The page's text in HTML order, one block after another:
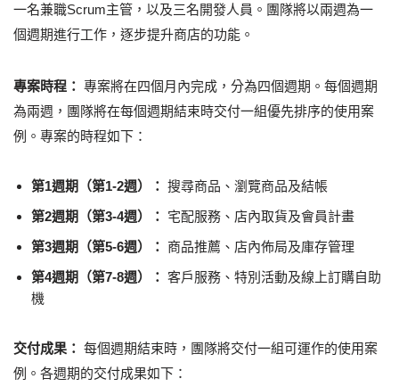
一名兼職Scrum主管，以及三名開發人員。團隊將以兩週為一
個週期進行工作，逐步提升商店的功能。
專案時程： 專案將在四個月內完成，分為四個週期。每個週期
為兩週，團隊將在每個週期結束時交付一組優先排序的使用案
例。專案的時程如下：
第1週期（第1-2週）： 搜尋商品、瀏覽商品及結帳
第2週期（第3-4週）： 宅配服務、店內取貨及會員計畫
第3週期（第5-6週）： 商品推薦、店內佈局及庫存管理
第4週期（第7-8週）： 客戶服務、特別活動及線上訂購自助
機
交付成果： 每個週期結束時，團隊將交付一組可運作的使用案
例。各週期的交付成果如下：